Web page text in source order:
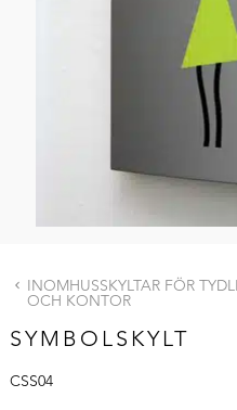
INOMHUSSKYLTAR FÖR
OCH KONTOR
SYMBOLSKYLT
CSS04